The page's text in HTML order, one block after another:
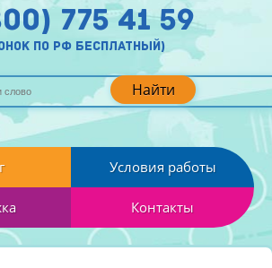
Найти
775 41 59
по рф бесплатный)
Условия работы
Контакты